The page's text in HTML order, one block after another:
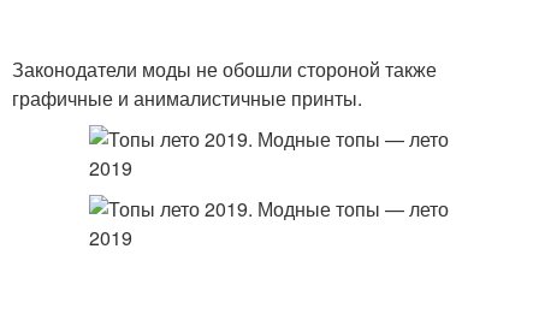
Законодатели моды не обошли стороной также
графичные и анималистичные принты.